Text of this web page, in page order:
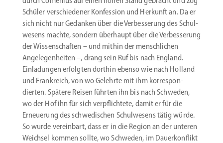
Schüler verschie­dener Konfession und Herkunft an. Da er
sich nicht nur Gedanken über die Verbes­serung des Schul­
wesens machte, sondern überhaupt über die Verbes­serung
der Wissen­schaften – und mithin der mensch­lichen
Angele­gen­heiten –, drang sein Ruf bis nach England.
Einla­dungen erfolgten dorthin ebenso wie nach Holland
und Frank­reich, von wo Gelehrte mit ihm korre­spon­
dierten. Spätere Reisen führten ihn bis nach Schweden,
wo der Hof ihn für sich verpflichtete, damit er für die
Erneuerung des schwe­di­schen Schul­wesens tätig würde.
So wurde vereinbart, dass er in die Region an der unteren
Weichsel kommen sollte, wo Schweden, im Dauer­kon­flikt